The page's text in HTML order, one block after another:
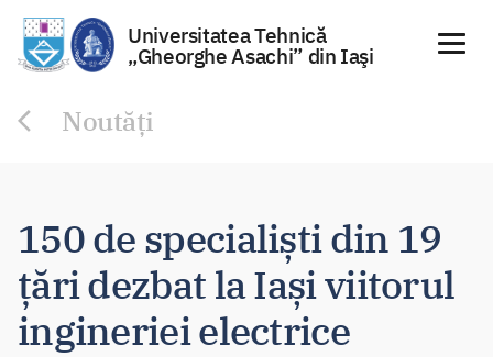
Universitatea Tehnică
„Gheorghe Asachi” din Iaşi
Noutăți
150 de specialiști din 19
țări dezbat la Iași viitorul
ingineriei electrice